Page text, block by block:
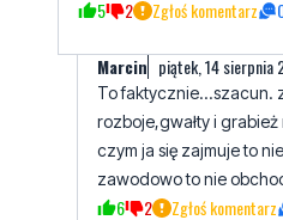
To faktycznie...szacun.
czym ja się zajmuje to
zawodowo to nie
6 2 Zgłoś komentarz
piątek, 14 sierpnia 2020 -
Gościu pewnie nie ma nawet